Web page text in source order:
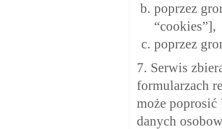
poprzez
“cookies”],
poprzez
7. Serwis
formularzach
może
danych